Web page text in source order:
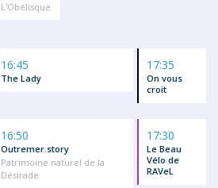
L'Obélisque
16:45
The Lady
17:35
On vous
croit
16:50
Outremer.story
Patrimoine naturel de la
Désirade
17:30
Le Beau
Vélo de
RAVeL